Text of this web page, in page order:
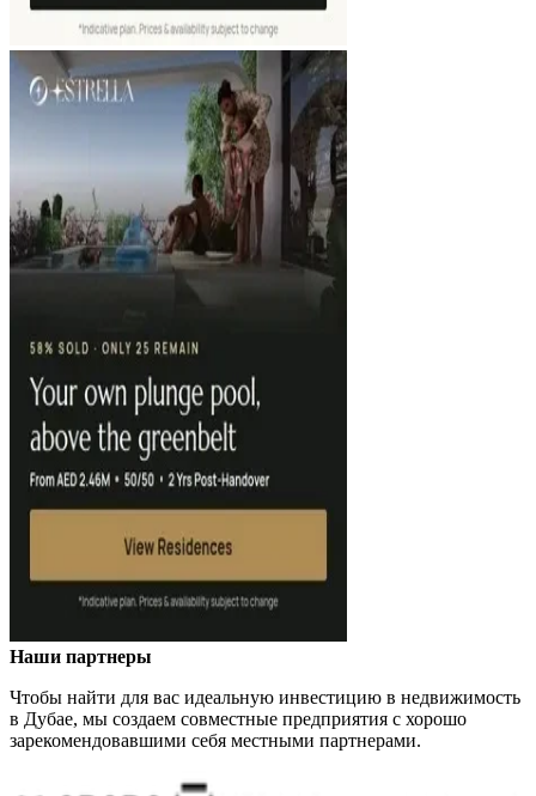
Наши партнеры
Чтобы найти для вас идеальную инвестицию в недвижимость
в Дубае, мы создаем совместные предприятия с хорошо
зарекомендовавшими себя местными партнерами.